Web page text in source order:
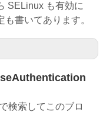
SELinux も有効に
書いてあります。
検索してこのブロ